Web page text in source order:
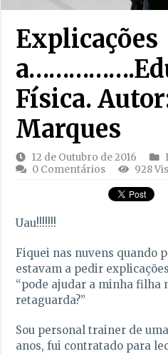
Explicações
Física.
Marques
12 de Outubro de 2016
0 Comentários
928
Uau!!!!!!!
Fiquei nas nuvens quando
estavam a pedir
“pode ajudar a minha filha
retaguarda?”
Sou personal trainer de
anos, fui contratado para